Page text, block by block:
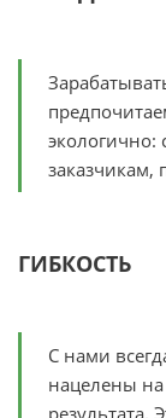
экологично:
заказчикам,
ГИБКОСТЬ
С нами
нацелены